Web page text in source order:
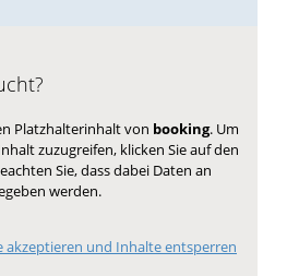
Platzhalterinhalt von booking. Um
zuzugreifen, klicken Sie auf den
Sie, dass dabei Daten an
werden.
akzeptieren und Inhalte entsperren